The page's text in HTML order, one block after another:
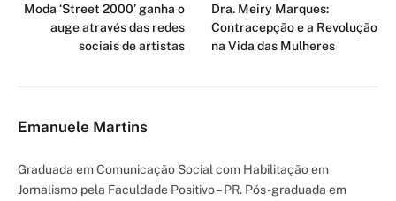
Moda ‘Street 2000’ ganha o
auge através das redes
sociais de artistas
Dra. Meiry Marques:
Contracepção e a Revolução
na Vida das Mulheres
Emanuele Martins
Graduada em Comunicação Social com Habilitação em
Jornalismo pela Faculdade Positivo – PR. Pós-graduada em